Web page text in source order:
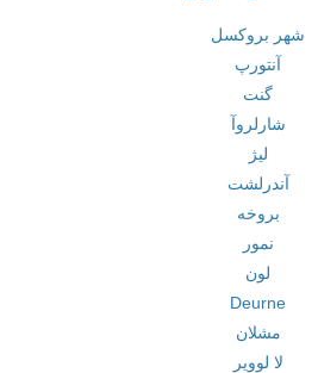
شهر بروکسل
آنتورپ
گنت
شارلروآ
لیژ
آندرلشت
بروخه
نمور
لون
Deurne
مشلان
لا لوویر